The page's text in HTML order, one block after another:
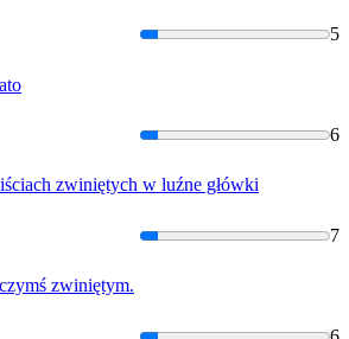
5
6
zwiniętych w luźne główki
7
zwiniętym.